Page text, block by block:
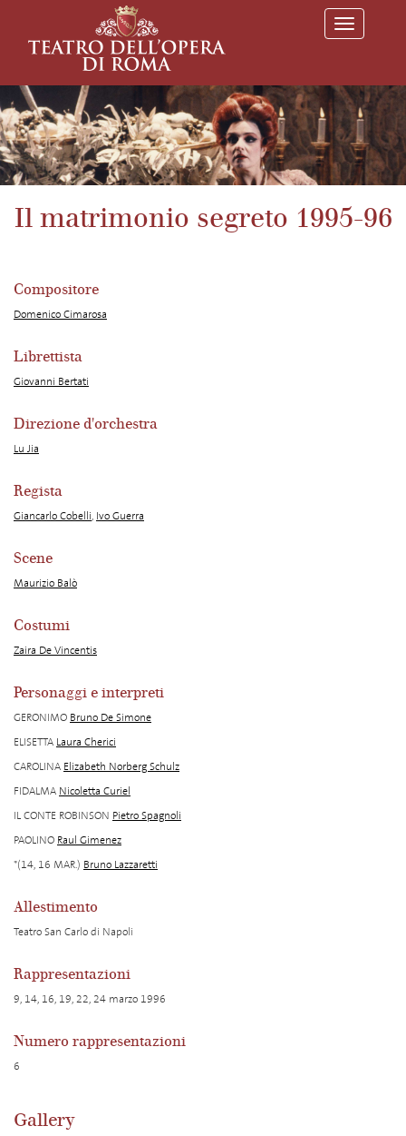
T
o
l
e
a
v
i
g
t
i
Il matrimonio segreto 1995-96
Compositore
Domenico Cimarosa
Librettista
Giovanni Bertati
Direzione d'orchestra
Lu Jia
Regista
Giancarlo Cobelli, Ivo Guerra
Scene
Maurizio Balò
Costumi
Zaira De Vincentis
Personaggi e interpreti
GERONIMO Bruno De Simone
ELISETTA Laura Cherici
CAROLINA Elizabeth Norberg Schulz
FIDALMA Nicoletta Curiel
IL CONTE ROBINSON Pietro Spagnoli
PAOLINO Raul Gimenez
*(14, 16 MAR.) Bruno Lazzaretti
Allestimento
Teatro San Carlo di Napoli
Rappresentazioni
9, 14, 16, 19, 22, 24 marzo 1996
Numero rappresentazioni
6
Gallery